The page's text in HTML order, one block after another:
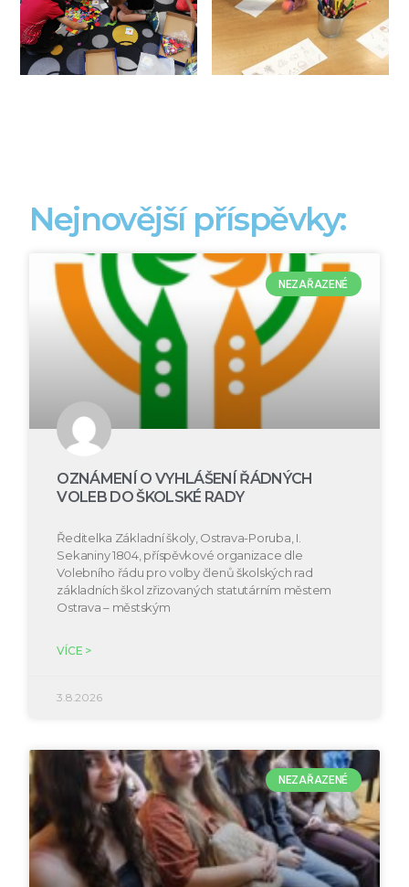
Nejnovější příspěvky:
NEZAŘAZENÉ
OZNÁMENÍ O VYHLÁŠENÍ ŘÁDNÝCH
VOLEB DO ŠKOLSKÉ RADY
Ředitelka Základní školy, Ostrava-Poruba, I.
Sekaniny 1804, příspěvkové organizace dle
Volebního řádu pro volby členů školských rad
základních škol zřizovaných statutárním městem
Ostrava – městským
VÍCE >
3.8.2026
NEZAŘAZENÉ